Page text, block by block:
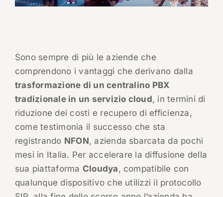
Sono sempre di più le aziende che
comprendono i vantaggi che derivano dalla
trasformazione di un centralino PBX
tradizionale in un servizio cloud, in termini di
riduzione dei costi e recupero di efficienza,
come testimonia il successo che sta
registrando NFON, azienda sbarcata da pochi
mesi in Italia. Per accelerare la diffusione della
sua piattaforma Cloudya, compatibile con
qualunque dispositivo che utilizzi il protocollo